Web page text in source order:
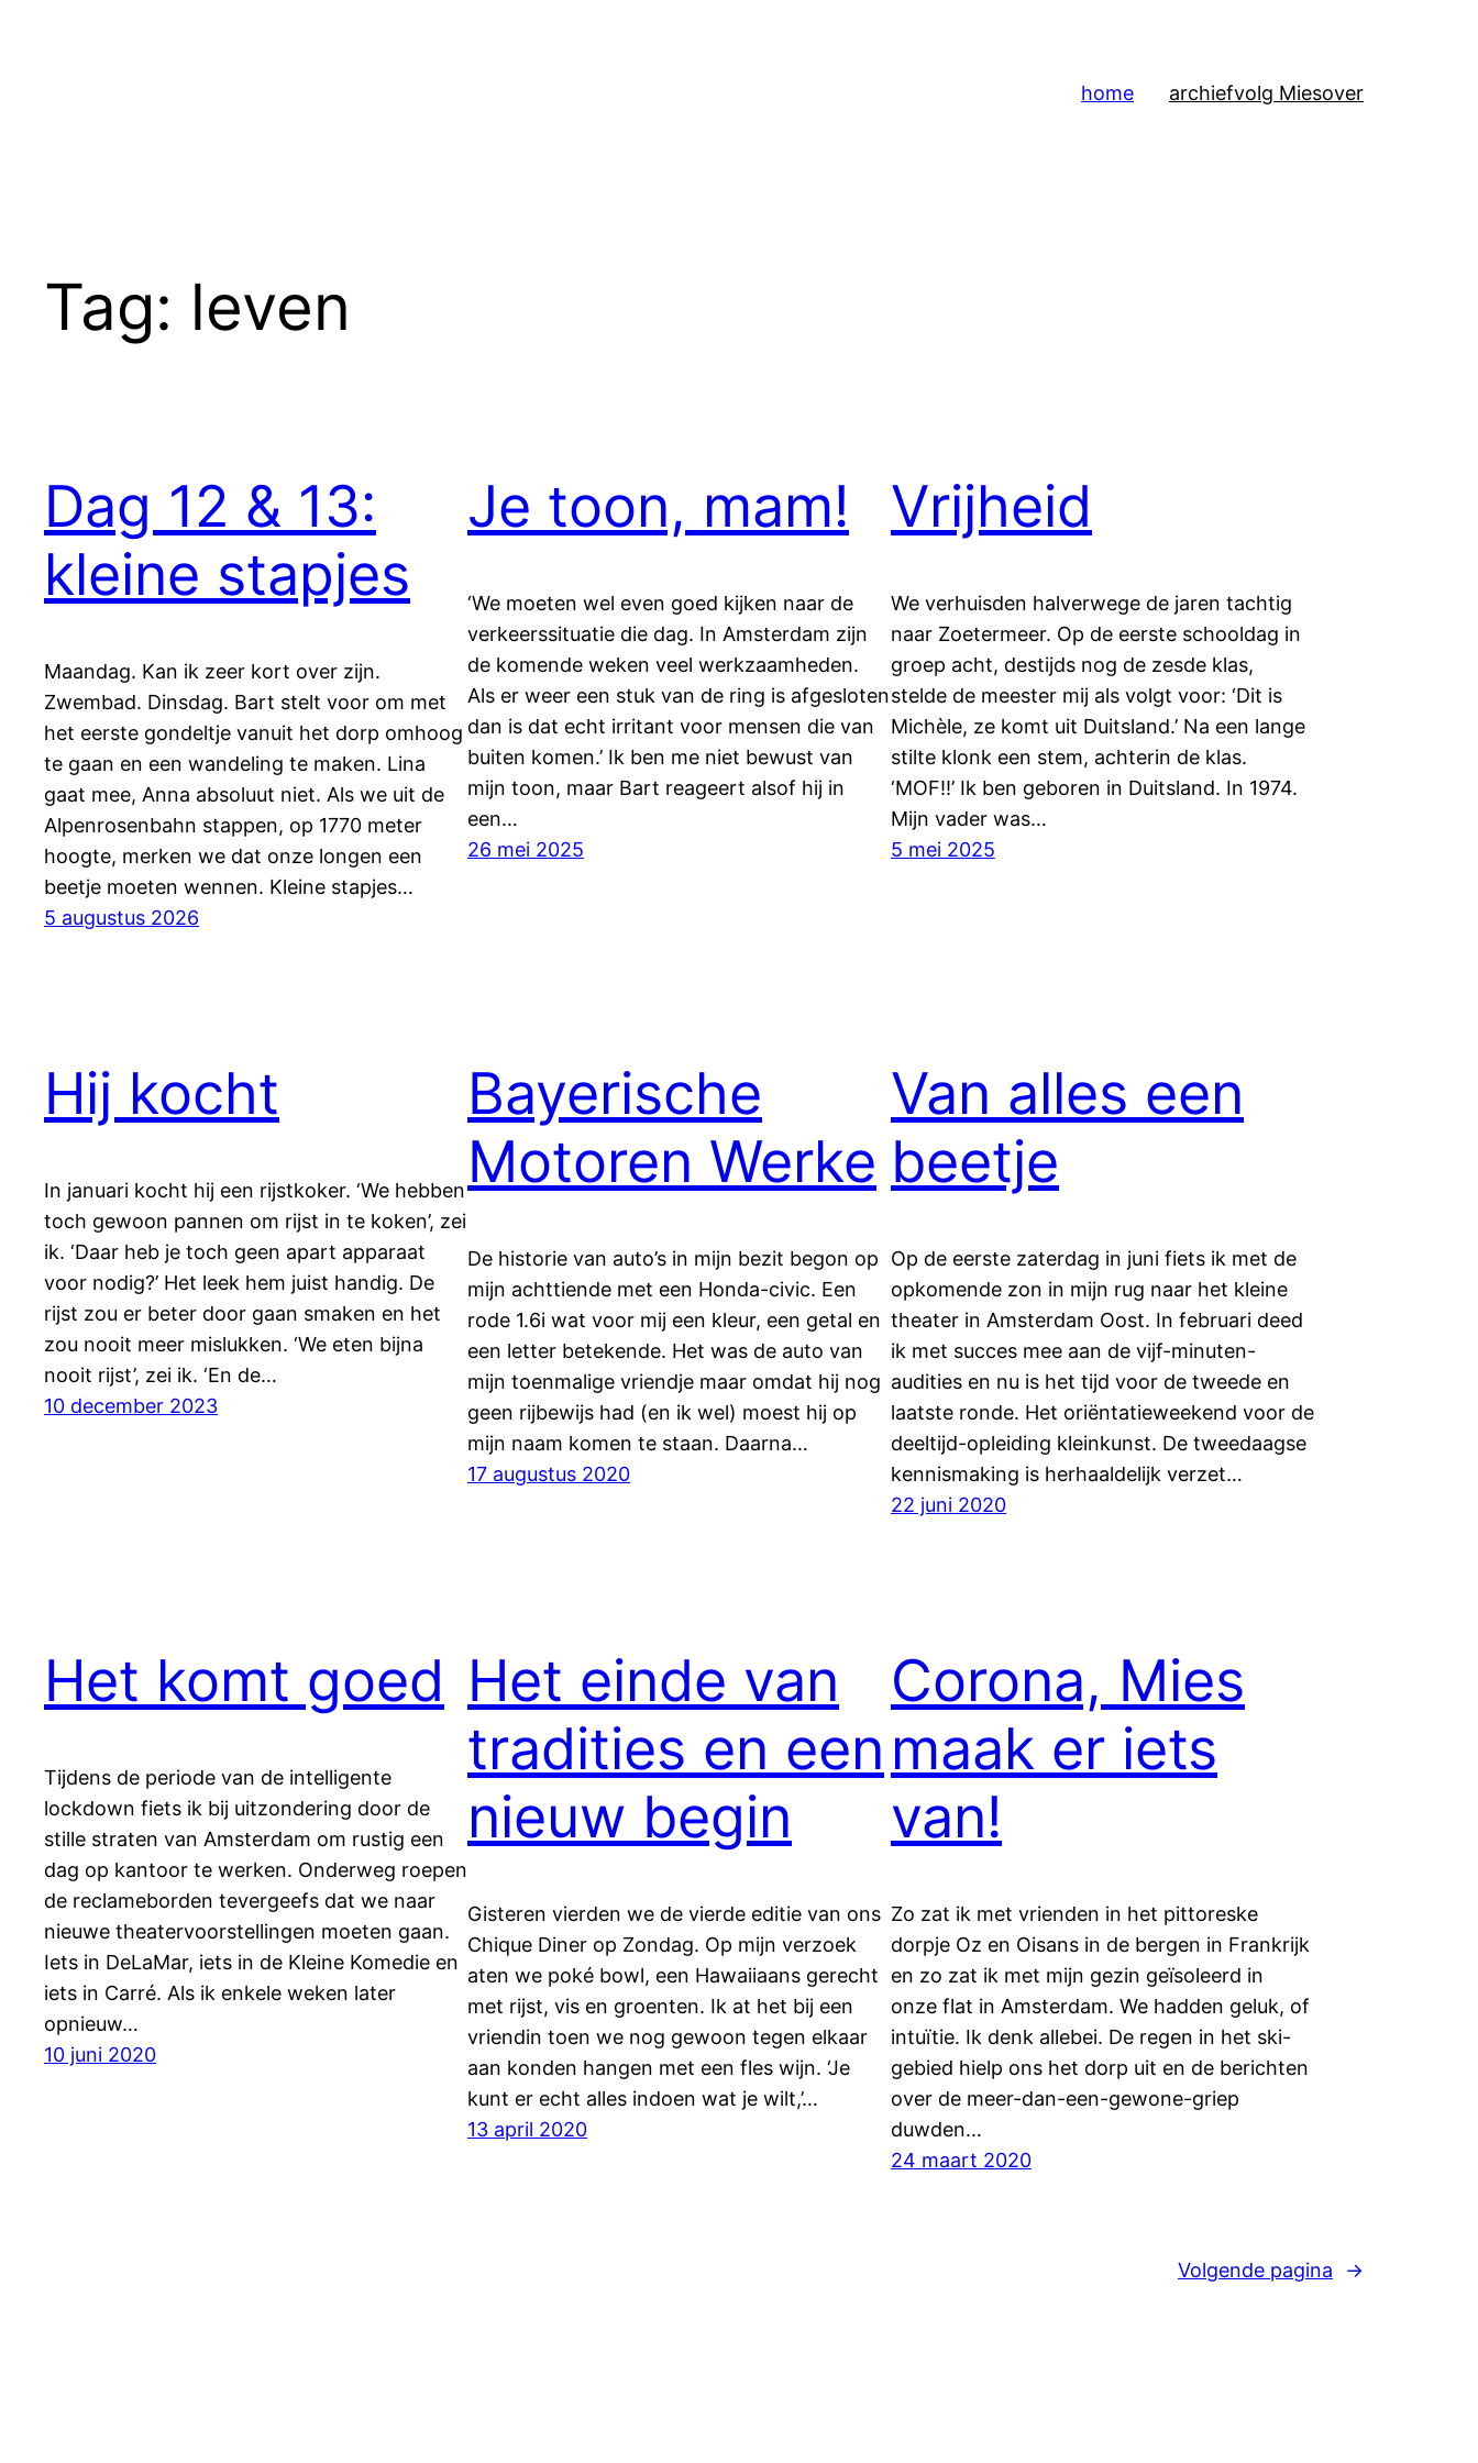
home archiefvolg Miesover
Tag: leven
Dag 12 & 13:
kleine stapjes
Maandag. Kan ik zeer kort over zijn.
Zwembad. Dinsdag. Bart stelt voor om met
het eerste gondeltje vanuit het dorp omhoog
te gaan en een wandeling te maken. Lina
gaat mee, Anna absoluut niet. Als we uit de
Alpenrosenbahn stappen, op 1770 meter
hoogte, merken we dat onze longen een
beetje moeten wennen. Kleine stapjes…
5 augustus 2026
Je toon, mam!
‘We moeten wel even goed kijken naar de
verkeerssituatie die dag. In Amsterdam zijn
de komende weken veel werkzaamheden.
Als er weer een stuk van de ring is afgesloten
dan is dat echt irritant voor mensen die van
buiten komen.’ Ik ben me niet bewust van
mijn toon, maar Bart reageert alsof hij in
een…
26 mei 2025
Vrijheid
We verhuisden halverwege de jaren tachtig
naar Zoetermeer. Op de eerste schooldag in
groep acht, destijds nog de zesde klas,
stelde de meester mij als volgt voor: ‘Dit is
Michèle, ze komt uit Duitsland.’ Na een lange
stilte klonk een stem, achterin de klas.
‘MOF!!’ Ik ben geboren in Duitsland. In 1974.
Mijn vader was…
5 mei 2025
Hij kocht
In januari kocht hij een rijstkoker. ‘We hebben
toch gewoon pannen om rijst in te koken’, zei
ik. ‘Daar heb je toch geen apart apparaat
voor nodig?’ Het leek hem juist handig. De
rijst zou er beter door gaan smaken en het
zou nooit meer mislukken. ‘We eten bijna
nooit rijst’, zei ik. ‘En de…
10 december 2023
Bayerische
Motoren Werke
De historie van auto’s in mijn bezit begon op
mijn achttiende met een Honda-civic. Een
rode 1.6i wat voor mij een kleur, een getal en
een letter betekende. Het was de auto van
mijn toenmalige vriendje maar omdat hij nog
geen rijbewijs had (en ik wel) moest hij op
mijn naam komen te staan. Daarna…
17 augustus 2020
Van alles een
beetje
Op de eerste zaterdag in juni fiets ik met de
opkomende zon in mijn rug naar het kleine
theater in Amsterdam Oost. In februari deed
ik met succes mee aan de vijf-minuten-
audities en nu is het tijd voor de tweede en
laatste ronde. Het oriëntatieweekend voor de
deeltijd-opleiding kleinkunst. De tweedaagse
kennismaking is herhaaldelijk verzet…
22 juni 2020
Het komt goed
Tijdens de periode van de intelligente
lockdown fiets ik bij uitzondering door de
stille straten van Amsterdam om rustig een
dag op kantoor te werken. Onderweg roepen
de reclameborden tevergeefs dat we naar
nieuwe theatervoorstellingen moeten gaan.
Iets in DeLaMar, iets in de Kleine Komedie en
iets in Carré. Als ik enkele weken later
opnieuw…
10 juni 2020
Het einde van
tradities en een
nieuw begin
Gisteren vierden we de vierde editie van ons
Chique Diner op Zondag. Op mijn verzoek
aten we poké bowl, een Hawaiiaans gerecht
met rijst, vis en groenten. Ik at het bij een
vriendin toen we nog gewoon tegen elkaar
aan konden hangen met een fles wijn. ‘Je
kunt er echt alles indoen wat je wilt,’…
13 april 2020
Corona, Mies
maak er iets
van!
Zo zat ik met vrienden in het pittoreske
dorpje Oz en Oisans in de bergen in Frankrijk
en zo zat ik met mijn gezin geïsoleerd in
onze flat in Amsterdam. We hadden geluk, of
intuïtie. Ik denk allebei. De regen in het ski-
gebied hielp ons het dorp uit en de berichten
over de meer-dan-een-gewone-griep
duwden…
24 maart 2020
Volgende pagina →